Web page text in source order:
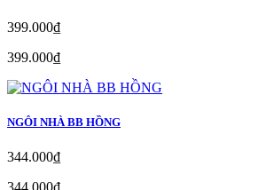
399.000₫
399.000₫
NGÔI NHÀ BB HỒNG
344.000₫
344.000₫